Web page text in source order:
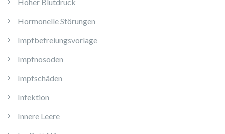
Hoher Blutdruck
Hormonelle Störungen
Impfbefreiungsvorlage
Impfnosoden
Impfschäden
Infektion
Innere Leere